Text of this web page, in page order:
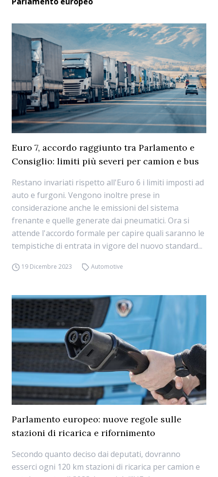
Euro 7, accordo raggiunto tra Parlamento e
Consiglio: limiti più severi per camion e bus
Restano invariati rispetto all'Euro 6 i limiti imposti ad
auto e furgoni. Vengono inoltre prese in
considerazione anche le emissioni del sistema
frenante e quelle generate dai pneumatici. Ora si
attende l'accordo formale per capire quali saranno le
tempistiche di entrata in vigore del nuovo standard...
19 Dicembre 2023 Automotive
Parlamento europeo: nuove regole sulle
stazioni di ricarica e rifornimento
Secondo quanto deciso dai deputati, dovranno
esserci ogni 120 km stazioni di ricarica per camion e